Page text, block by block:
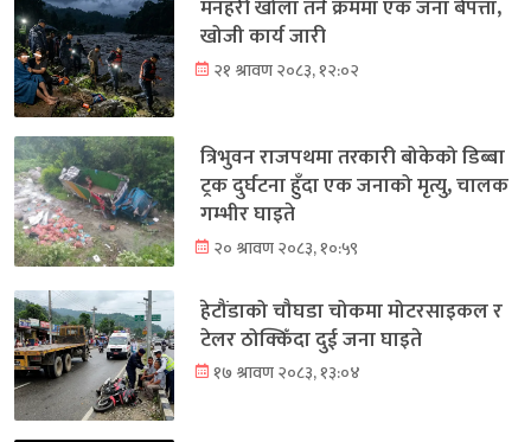
मनहरी खोला तर्ने क्रममा एक जना बेपत्ता,
खोजी कार्य जारी
२१ श्रावण २०८३, १२:०२
त्रिभुवन राजपथमा तरकारी बोकेको डिब्बा
ट्रक दुर्घटना हुँदा एक जनाको मृत्यु, चालक
गम्भीर घाइते
२० श्रावण २०८३, १०:५९
हेटौंडाको चौघडा चोकमा मोटरसाइकल र
टेलर ठोक्किँदा दुई जना घाइते
१७ श्रावण २०८३, १३:०४